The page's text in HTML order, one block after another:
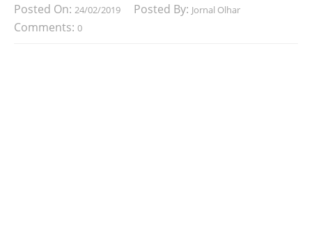
Posted On: 24/02/2019 Posted By: Jornal Olhar
Comments: 0